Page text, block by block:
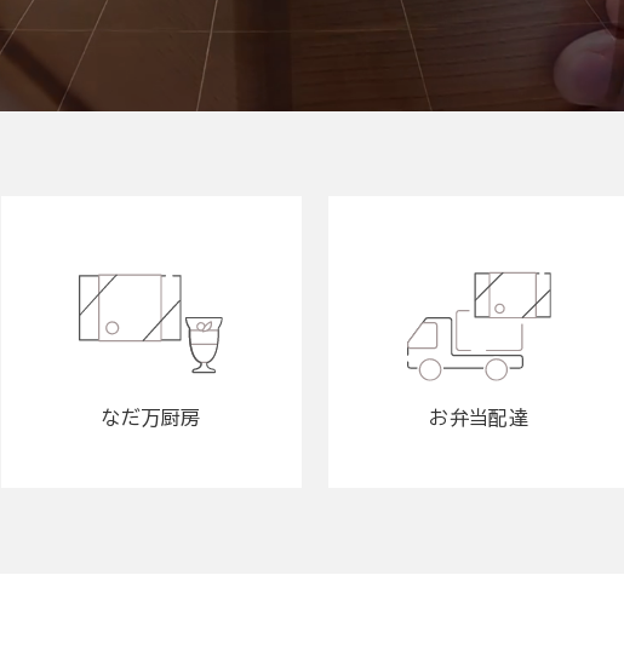
なだ万厨房 お弁当配達